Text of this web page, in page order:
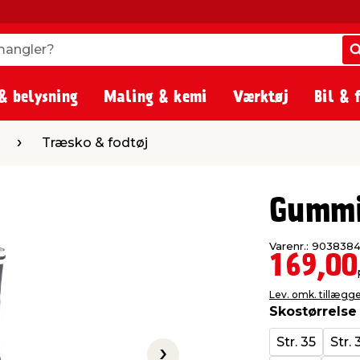
belysning Maling & kemi Værktøj Bil &
& fodtøjTræsko & fodtøj
Varenr.: 9038384
169,00
Lev. omk.
Skostørrelse
Str. 35
Str.